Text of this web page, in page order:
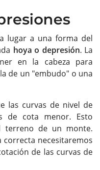
lugar a una forma del
hoya o depresión. La
en la cabeza para
de un "embudo" o una
las curvas de nivel de
de cota menor. Esto
terreno de un monte.
correcta necesitaremos
de las curvas de